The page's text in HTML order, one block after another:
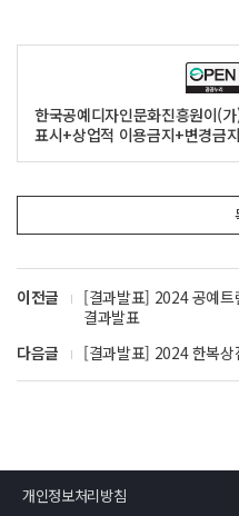
한국공예디자인문화진흥원이(
표시+상업적 이용금지+변경금
이전글
[결과발표] 2024 공예트
결과발표
다음글
[결과발표] 2024 한복상
개인정보처리방침